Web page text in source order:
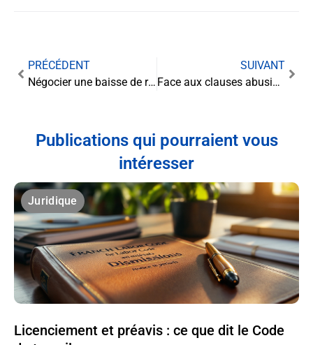
PRÉCÉDENT
Négocier une baisse de redevance en location-gérance
SUIVANT
Face aux clauses abusives : le guide complet pour défendre vos droits de consommateur
Publications qui pourraient vous
intéresser
Juridique
Licenciement et préavis : ce que dit le Code